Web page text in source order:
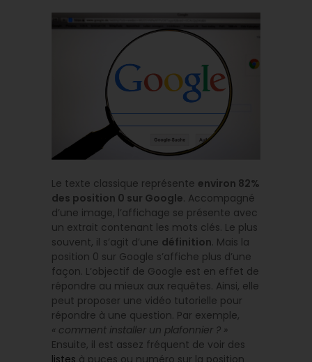
Le texte classique représente environ 82%
des position 0 sur Google. Accompagné
d’une image, l’affichage se présente avec
un extrait contenant les mots clés. Le plus
souvent, il s’agit d’une définition. Mais la
position 0 sur Google s’affiche plus d’une
façon. L’objectif de Google est en effet de
répondre au mieux aux requêtes. Ainsi, elle
peut proposer une vidéo tutorielle pour
répondre à une question. Par exemple,
« comment installer un plafonnier ? »
Ensuite, il est assez fréquent de voir des